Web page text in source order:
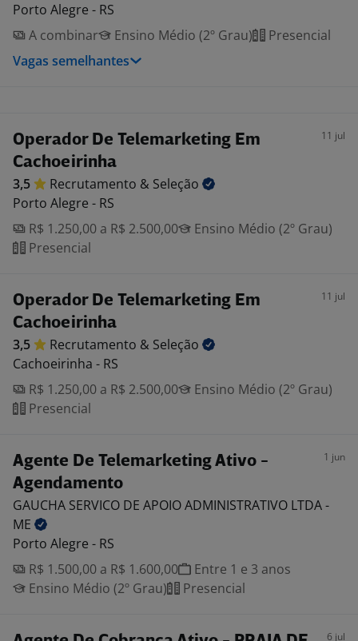
Porto Alegre - RS
A combinar
Ensino Médio (2º Grau)
Presencial
Vagas semelhantes
Operador De Telemarketing Em
Cachoeirinha
11 jul
3,5 Recrutamento & Seleção
Porto Alegre - RS
R$ 1.250,00 a R$ 2.500,00
Ensino Médio (2º Grau)
Presencial
Operador De Telemarketing Em
Cachoeirinha
11 jul
3,5 Recrutamento & Seleção
Cachoeirinha - RS
R$ 1.250,00 a R$ 2.500,00
Ensino Médio (2º Grau)
Presencial
Agente De Telemarketing Ativo -
Agendamento
1 jun
GAUCHA SERVICO DE APOIO ADMINISTRATIVO LTDA -
ME
Porto Alegre - RS
R$ 1.500,00 a R$ 1.600,00
Entre 1 e 3 anos
Ensino Médio (2º Grau)
Presencial
6 jul